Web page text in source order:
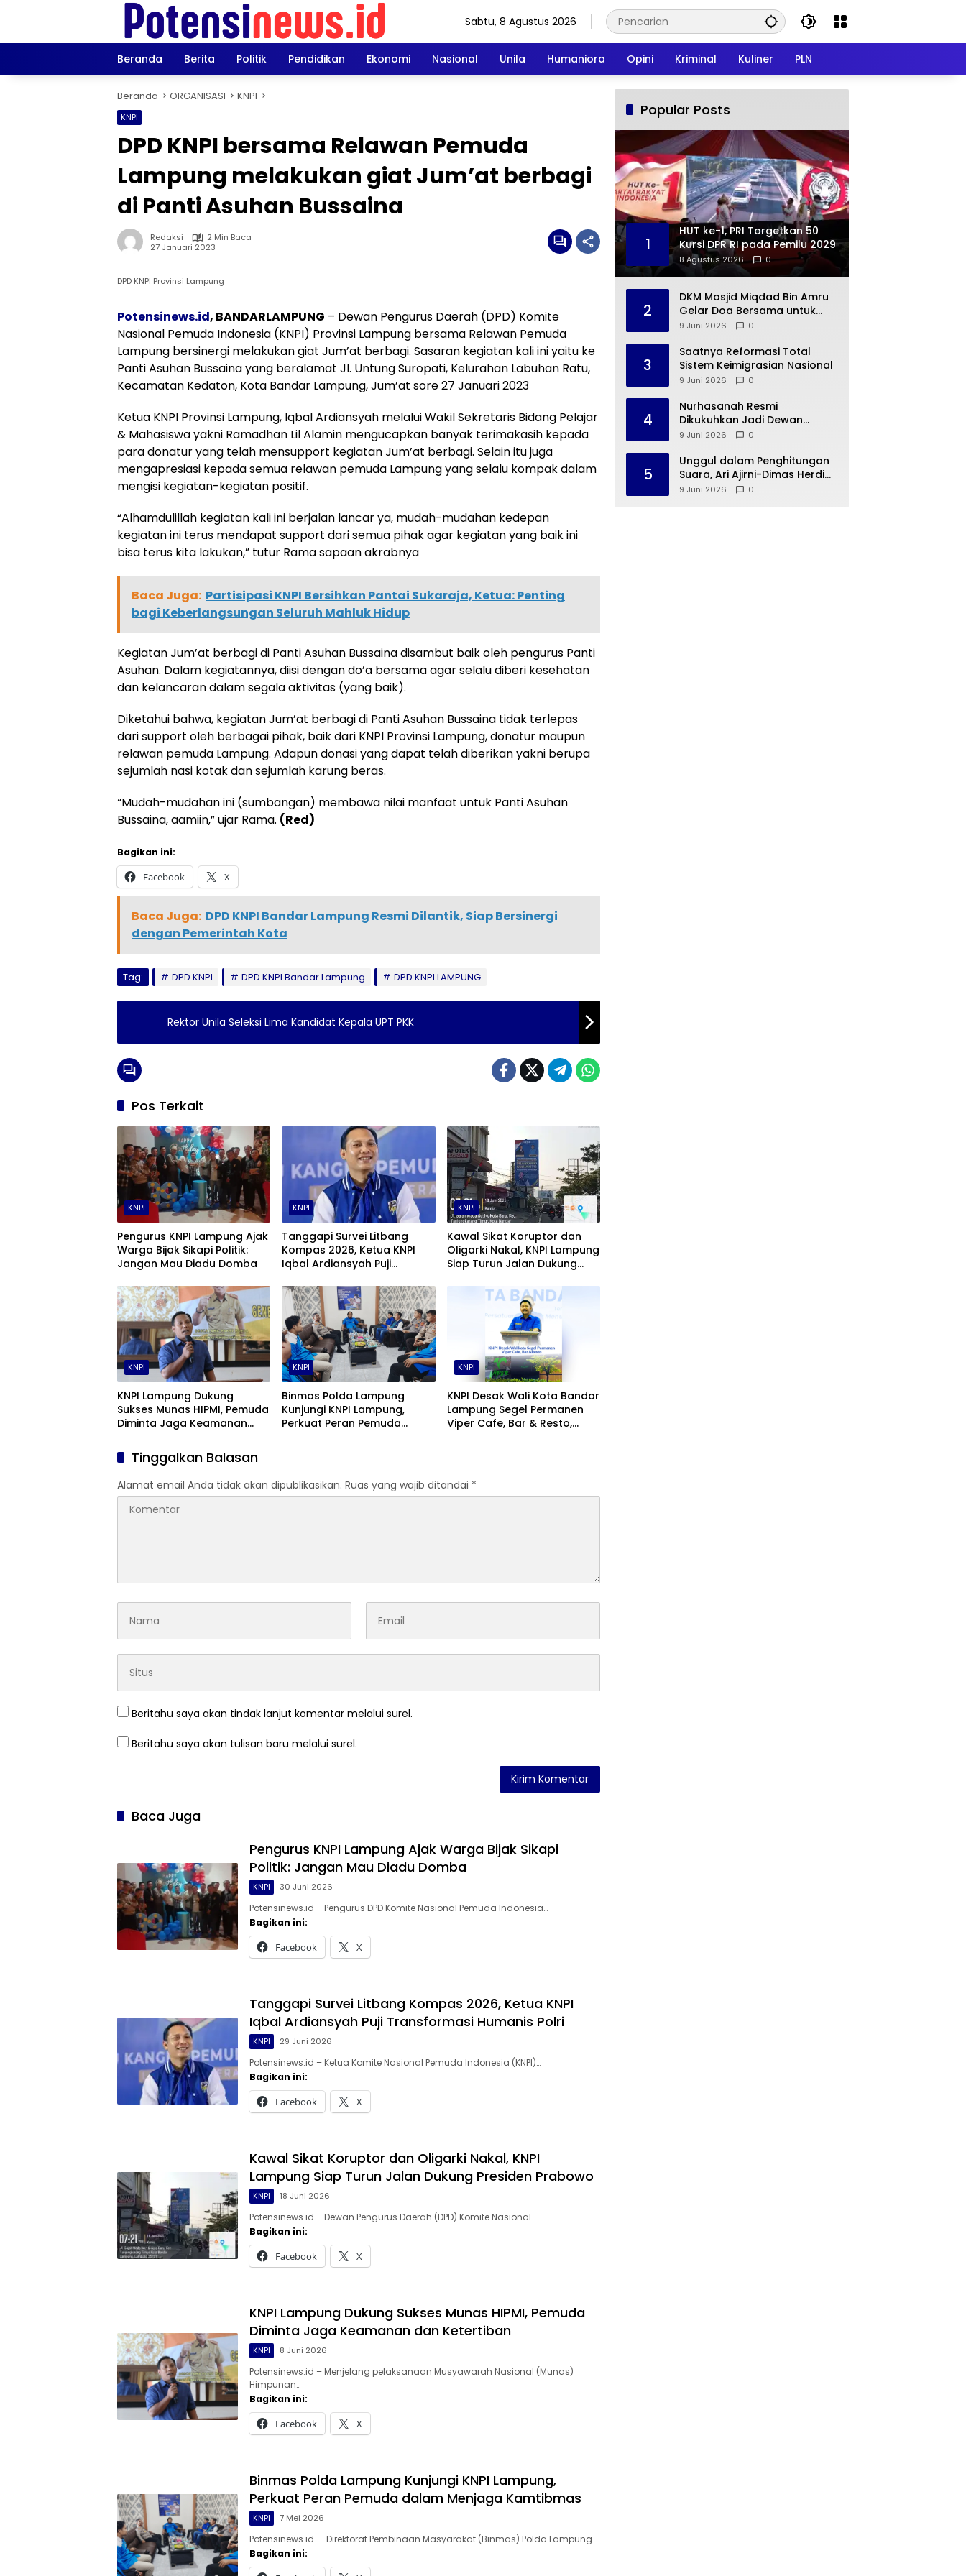
Sabtu, 8 Agustus 2026
Beranda Berita Politik Pendidikan Ekonomi Nasional Unila Humaniora Opini Kriminal Kuliner PLN
Beranda ORGANISASI KNPI
KNPI
DPD KNPI bersama Relawan Pemuda
Lampung melakukan giat Jum’at berbagi
di Panti Asuhan Bussaina
Redaksi
2 Min Baca
27 Januari 2023
DPD KNPI Provinsi Lampung
Potensinews.id, BANDARLAMPUNG – Dewan Pengurus Daerah (DPD) Komite
Nasional Pemuda Indonesia (KNPI) Provinsi Lampung bersama Relawan Pemuda
Lampung bersinergi melakukan giat Jum’at berbagi. Sasaran kegiatan kali ini yaitu ke
Panti Asuhan Bussaina yang beralamat Jl. Untung Suropati, Kelurahan Labuhan Ratu,
Kecamatan Kedaton, Kota Bandar Lampung, Jum’at sore 27 Januari 2023
Ketua KNPI Provinsi Lampung, Iqbal Ardiansyah melalui Wakil Sekretaris Bidang Pelajar
& Mahasiswa yakni Ramadhan Lil Alamin mengucapkan banyak terimakasih kepada
para donatur yang telah mensupport kegiatan Jum’at berbagi. Selain itu juga
mengapresiasi kepada semua relawan pemuda Lampung yang selalu kompak dalam
mengisi kegiatan-kegiatan positif.
“Alhamdulillah kegiatan kali ini berjalan lancar ya, mudah-mudahan kedepan
kegiatan ini terus mendapat support dari semua pihak agar kegiatan yang baik ini
bisa terus kita lakukan,” tutur Rama sapaan akrabnya
Baca Juga: Partisipasi KNPI Bersihkan Pantai Sukaraja, Ketua: Penting
bagi Keberlangsungan Seluruh Mahluk Hidup
Kegiatan Jum’at berbagi di Panti Asuhan Bussaina disambut baik oleh pengurus Panti
Asuhan. Dalam kegiatannya, diisi dengan do’a bersama agar selalu diberi kesehatan
dan kelancaran dalam segala aktivitas (yang baik).
Diketahui bahwa, kegiatan Jum’at berbagi di Panti Asuhan Bussaina tidak terlepas
dari support oleh berbagai pihak, baik dari KNPI Provinsi Lampung, donatur maupun
relawan pemuda Lampung. Adapun donasi yang dapat telah diberikan yakni berupa
sejumlah nasi kotak dan sejumlah karung beras.
“Mudah-mudahan ini (sumbangan) membawa nilai manfaat untuk Panti Asuhan
Bussaina, aamiin,” ujar Rama. (Red)
Bagikan ini:
Facebook X
Baca Juga: DPD KNPI Bandar Lampung Resmi Dilantik, Siap Bersinergi
dengan Pemerintah Kota
Tag: DPD KNPI DPD KNPI Bandar Lampung DPD KNPI LAMPUNG
Rektor Unila Seleksi Lima Kandidat Kepala UPT PKK
Pos Terkait
KNPI
Pengurus KNPI Lampung Ajak
Warga Bijak Sikapi Politik:
Jangan Mau Diadu Domba
KNPI
Tanggapi Survei Litbang
Kompas 2026, Ketua KNPI
Iqbal Ardiansyah Puji
KNPI
Kawal Sikat Koruptor dan
Oligarki Nakal, KNPI Lampung
Siap Turun Jalan Dukung
KNPI
KNPI Lampung Dukung
Sukses Munas HIPMI, Pemuda
Diminta Jaga Keamanan
KNPI
Binmas Polda Lampung
Kunjungi KNPI Lampung,
Perkuat Peran Pemuda
KNPI
KNPI Desak Wali Kota Bandar
Lampung Segel Permanen
Viper Cafe, Bar & Resto,
Tinggalkan Balasan
Alamat email Anda tidak akan dipublikasikan. Ruas yang wajib ditandai *
Beritahu saya akan tindak lanjut komentar melalui surel.
Beritahu saya akan tulisan baru melalui surel.
Baca Juga
Pengurus KNPI Lampung Ajak Warga Bijak Sikapi
Politik: Jangan Mau Diadu Domba
KNPI 30 Juni 2026
Potensinews.id – Pengurus DPD Komite Nasional Pemuda Indonesia…
Bagikan ini:
Facebook X
Tanggapi Survei Litbang Kompas 2026, Ketua KNPI
Iqbal Ardiansyah Puji Transformasi Humanis Polri
KNPI 29 Juni 2026
Potensinews.id – Ketua Komite Nasional Pemuda Indonesia (KNPI)…
Bagikan ini:
Facebook X
Kawal Sikat Koruptor dan Oligarki Nakal, KNPI
Lampung Siap Turun Jalan Dukung Presiden Prabowo
KNPI 18 Juni 2026
Potensinews.id – Dewan Pengurus Daerah (DPD) Komite Nasional…
Bagikan ini:
Facebook X
KNPI Lampung Dukung Sukses Munas HIPMI, Pemuda
Diminta Jaga Keamanan dan Ketertiban
KNPI 8 Juni 2026
Potensinews.id – Menjelang pelaksanaan Musyawarah Nasional (Munas)
Himpunan…
Bagikan ini:
Facebook X
Binmas Polda Lampung Kunjungi KNPI Lampung,
Perkuat Peran Pemuda dalam Menjaga Kamtibmas
KNPI 7 Mei 2026
Potensinews.id — Direktorat Pembinaan Masyarakat (Binmas) Polda Lampung…
Bagikan ini:
Popular Posts
1
HUT ke-1, PRI Targetkan 50
Kursi DPR RI pada Pemilu 2029
8 Agustus 2026 0
2
DKM Masjid Miqdad Bin Amru
Gelar Doa Bersama untuk
Ade Jona Prasetyo
9 Juni 2026 0
3
Saatnya Reformasi Total
Sistem Keimigrasian Nasional
9 Juni 2026 0
4
Nurhasanah Resmi
Dikukuhkan Jadi Dewan
Penasehat PWP SS Provinsi
9 Juni 2026 0
5
Unggul dalam Penghitungan
Suara, Ari Ajirni-Dimas Herdi
Resmi Nakhodai Hima Elektro
9 Juni 2026 0